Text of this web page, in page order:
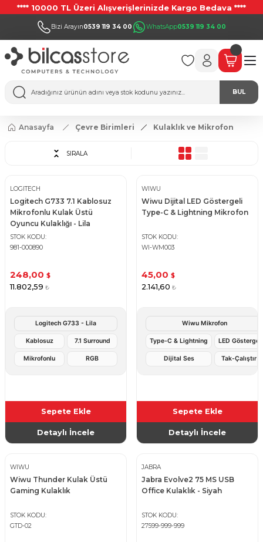
**** 10000 TL Üzeri Alışverişlerinizde Kargo Bedava ****
Bizi Arayın0539 119 34 00 WhatsApp0539 119 34 00
BUL
Anasayfa Çevre Birimleri Kulaklık ve Mikrofon
SIRALA
LOGITECH
Logitech G733 7.1 Kablosuz
Mikrofonlu Kulak Üstü
Oyuncu Kulaklığı - Lila
STOK KODU
981-000890
248,00 $
11.802,59 ₺
Logitech G733 - Lila
Kablosuz 7.1 Surround
Mikrofonlu RGB
Sepete Ekle
Detaylı İncele
WIWU
Wiwu Dijital LED Göstergeli
Type-C & Lightning Mikrofon
STOK KODU
WI-WM003
45,00 $
2.141,60 ₺
Wiwu Mikrofon
Type-C & Lightning LED Gösterge
Dijital Ses Tak-Çalıştır
Sepete Ekle
Detaylı İncele
WIWU
Wiwu Thunder Kulak Üstü
Gaming Kulaklık
STOK KODU
GTD-02
JABRA
Jabra Evolve2 75 MS USB
Office Kulaklık - Siyah
STOK KODU
27599-999-999